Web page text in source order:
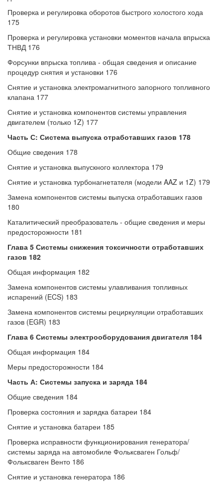
Проверка и регулировка оборотов быстрого холостого хода
175
Проверка и регулировка установки моментов начала впрыска
ТНВД 176
Форсунки впрыска топлива - общая сведения и описание
процедур снятия и установки 176
Снятие и установка электромагнитного запорного топливного
клапана 177
Снятие и установка компонентов системы управления
двигателем (только 1Z) 177
Часть С: Система выпуска отработавших газов 178
Общие сведения 178
Снятие и установка выпускного коллектора 179
Снятие и установка турбонагнетателя (модели AAZ и 1Z) 179
Замена компонентов системы выпуска отработавших газов
180
Каталитический преобразователь - общие сведения и меры
предосторожности 181
Глава 5 Системы снижения токсичности отработавших
газов 182
Общая информация 182
Замена компонентов системы улавливания топливных
испарений (ECS) 183
Замена компонентов системы рециркуляции отработавших
газов (EGR) 183
Глава 6 Системы электрооборудования двигателя 184
Общая информация 184
Меры предосторожности 184
Часть А: Системы запуска и заряда 184
Общие сведения 184
Проверка состояния и зарядка батареи 184
Снятие и установка батареи 185
Проверка исправности функционирования генератора/
системы заряда на автомобиле Фольксваген Гольф/
Фольксваген Венто 186
Снятие и установка генератора 186